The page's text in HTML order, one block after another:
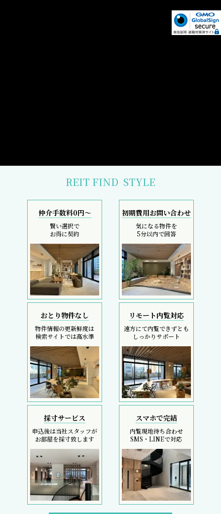
REIT FIND STYLE
仲介手数料0円～
賢い選択で
お得に契約
初期費用お問い合わせ
気になる物件を
5分以内で回答
おとり物件なし
物件情報の更新鮮度は
検索サイトでは高水準
リモート内覧対応
遠方にて内覧できずとも
しっかりサポート
採寸サービス
申込後は当社スタッフが
お部屋を採寸致します
スマホで完結
内覧現地待ち合わせ
SMS・LINEで対応